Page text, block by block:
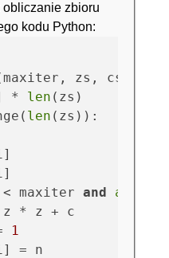
obliczanie zbioru
kodu Python:
zs, cs):
* len (zs)
len (zs)):
maxiter and abs
* z + c
1
= n